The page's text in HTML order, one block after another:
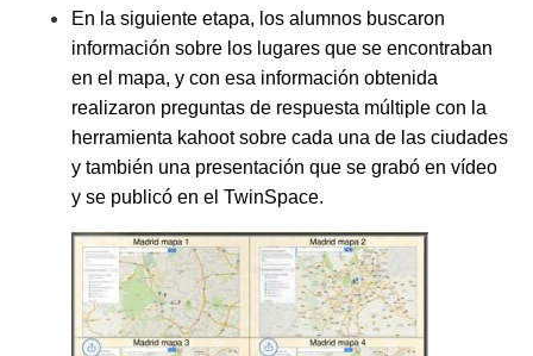
En la siguiente etapa, los alumnos buscaron
información sobre los lugares que se encontraban
en el mapa, y con esa información obtenida
realizaron preguntas de respuesta múltiple con la
herramienta kahoot sobre cada una de las ciudades
y también una presentación que se grabó en vídeo
y se publicó en el TwinSpace.